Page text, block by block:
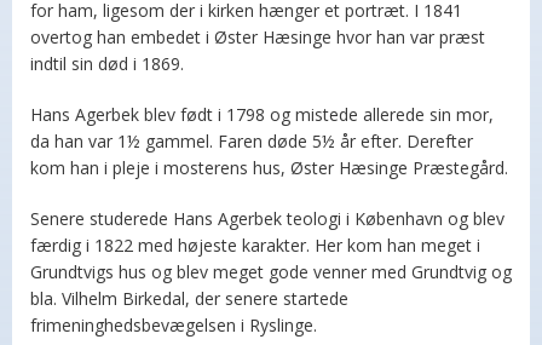
for ham, ligesom der i kirken hænger et portræt. I 1841
overtog han embedet i Øster Hæsinge hvor han var præst
indtil sin død i 1869.
Hans Agerbek blev født i 1798 og mistede allerede sin mor,
da han var 1½ gammel. Faren døde 5½ år efter. Derefter
kom han i pleje i mosterens hus, Øster Hæsinge Præstegård.
Senere studerede Hans Agerbek teologi i København og blev
færdig i 1822 med højeste karakter. Her kom han meget i
Grundtvigs hus og blev meget gode venner med Grundtvig og
bla. Vilhelm Birkedal, der senere startede
frimeninghedsbevægelsen i Ryslinge.